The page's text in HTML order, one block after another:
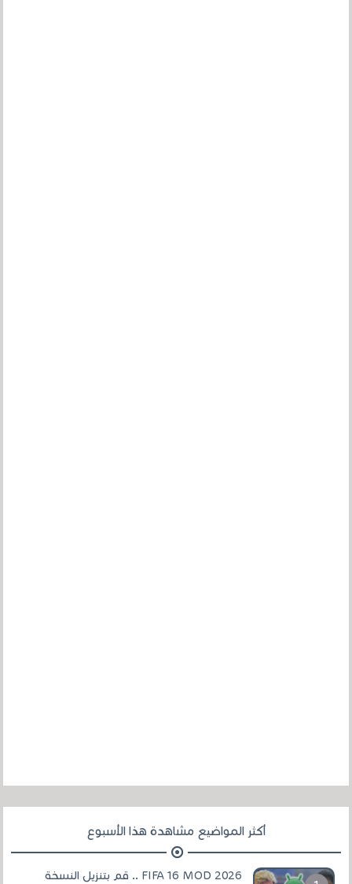
أكثر المواضيع مشاهدة هذا الأسبوع
FIFA 16 MOD 2026 .. قم بتنزيل النسخة